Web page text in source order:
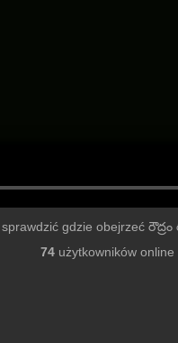
gdzie obejrzeć
74użytkowników online